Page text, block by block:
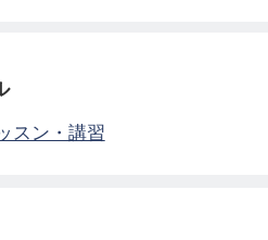
付き）
スン・講習